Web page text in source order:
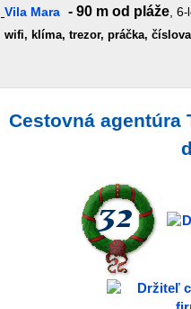
Vila Mara - 90 m od pláže , 6-
wifi, klíma, trezor, práčka,
Cestovná agentúra